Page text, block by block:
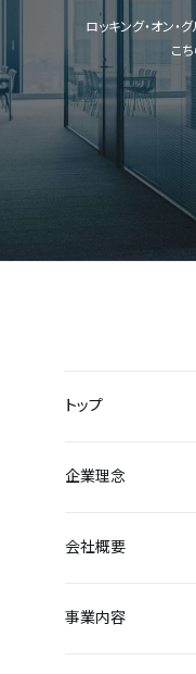
ロッキング・オン・
こ
トップ
企業理念
会社概要
事業内容